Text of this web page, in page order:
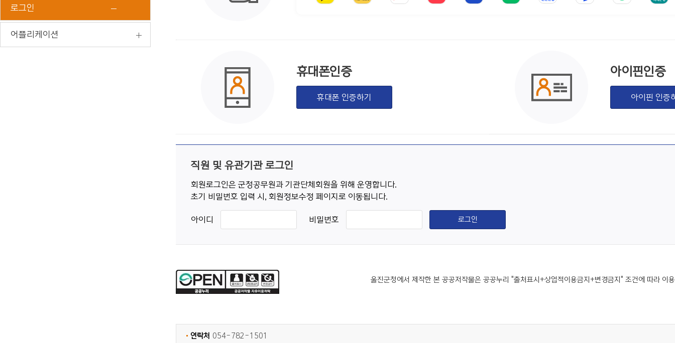
로그인
어플리케이션
휴대폰인증
휴대폰 인증하기
아이핀인증
아이핀 인증
직원 및 유관기관 로그인
회원로그인은 군청공무원과 기관단체회원을 위해 운영합니다.
초기 비밀번호 입력 시, 회원정보수정 페이지로 이동됩니다.
아이디 비밀번호
울진군청에서 제작한 본 공공저작물은 공공누리 "출처표시+상업적이용금지+변경금지" 조건에 따라 이
연락처 054-782-1501